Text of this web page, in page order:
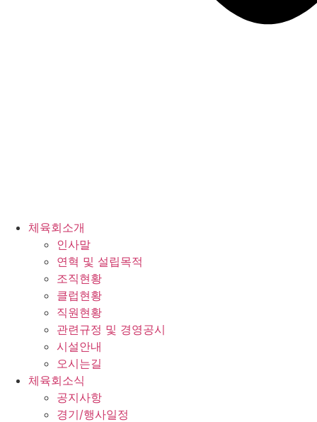
체육회소개
인사말
연혁 및 설립목적
조직현황
클럽현황
직원현황
관련규정 및 경영공시
시설안내
오시는길
체육회소식
공지사항
경기/행사일정